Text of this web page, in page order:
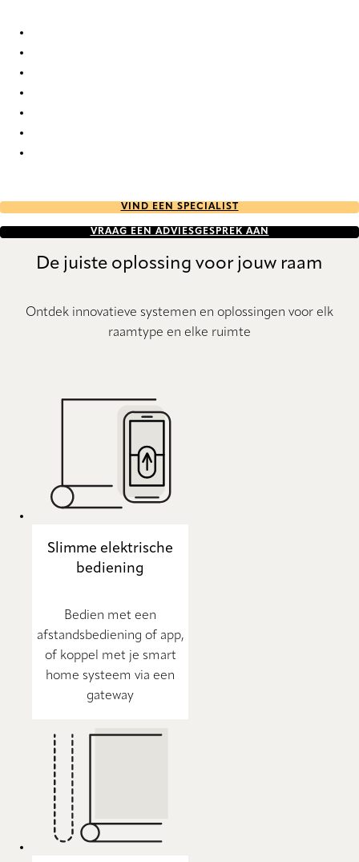
VIND EEN SPECIALIST
VRAAG EEN ADVIESGESPREK AAN
De juiste oplossing voor jouw raam
Ontdek innovatieve systemen en oplossingen voor elk
raamtype en elke ruimte
Slimme elektrische
bediening
Bedien met een
afstandsbediening of app,
of koppel met je smart
home systeem via een
gateway